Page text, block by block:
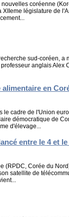
coréenne
législature de
sud-coréen, a
anglais Alex
en
le cadre de l'Union
démocratique de
d'élevage...
entre le 4 et le
(RPDC, Corée du
satellite de